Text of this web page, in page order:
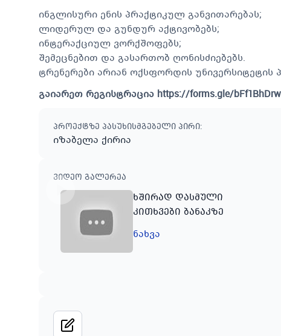
ინგლისური ენის პრაქტიკულ განვითარებას;
ლიდერულ და გუნდურ აქტივობებს;
ინტერაქციულ ვორქშოფებს;
შემეცნებით და გასართობ ღონისძიებებს.
ტრენერები არიან ოქსფორდის
გაიარეთ რეგისტრაცია https://forms.gle/
პროექტზე პასუხისმგებელი პირი:
იზაბელა ქირია
ვიდეო გალერეა
ხშირად დასმული
კითხვები ბანაკზე
ნახვა